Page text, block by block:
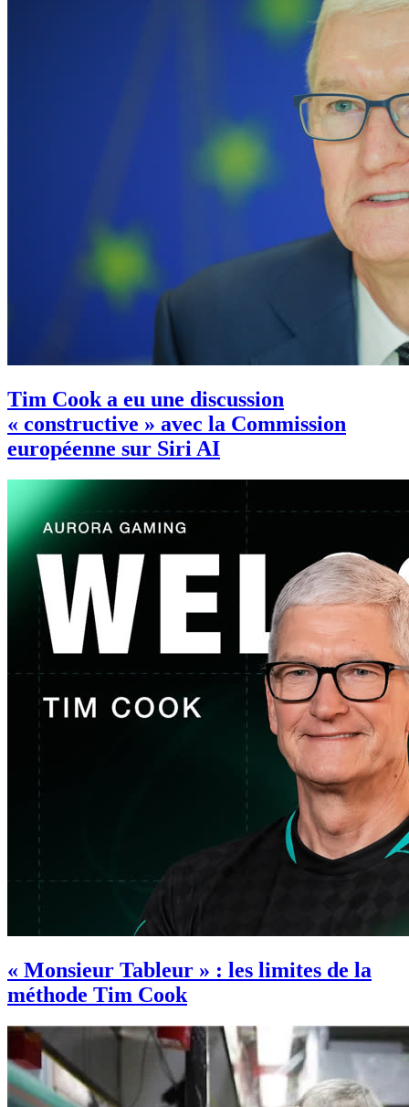
Tim Cook a eu une discussion
« constructive » avec la Commission
européenne sur Siri AI
« Monsieur Tableur » : les limites de la
méthode Tim Cook